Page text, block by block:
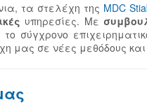
τα στελέχη της MDC
υπηρεσίες. Με
σύγχρονο
μας σε νέες μεθόδους και